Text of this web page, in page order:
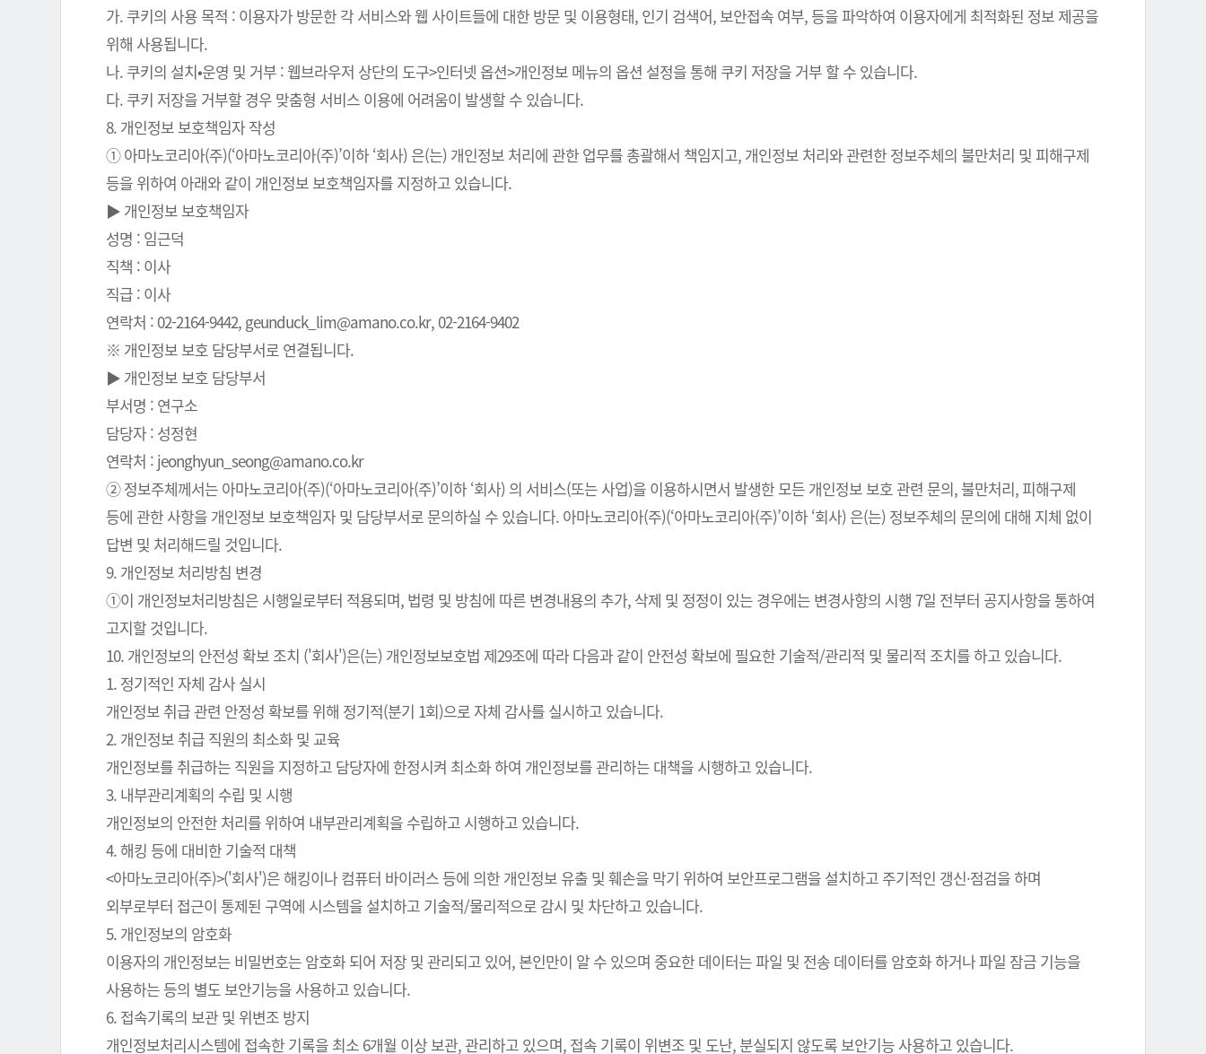
가. 쿠키의 사용 목적 : 이용자가 방문한 각 서비스와 웹 사이트들에 대한 방문 및 이용형태, 인기 검색어, 보안접속 여부, 등을 파악하여 이용자에게 최적화된 정보 제공을
위해 사용됩니다.
나. 쿠키의 설치•운영 및 거부 : 웹브라우저 상단의 도구>인터넷 옵션>개인정보 메뉴의 옵션 설정을 통해 쿠키 저장을 거부 할 수 있습니다.
다. 쿠키 저장을 거부할 경우 맞춤형 서비스 이용에 어려움이 발생할 수 있습니다.
8. 개인정보 보호책임자 작성
① 아마노코리아(주)(‘아마노코리아(주)’이하 ‘회사) 은(는) 개인정보 처리에 관한 업무를 총괄해서 책임지고, 개인정보 처리와 관련한 정보주체의 불만처리 및 피해구제
등을 위하여 아래와 같이 개인정보 보호책임자를 지정하고 있습니다.
▶ 개인정보 보호책임자
성명 : 임근덕
직책 : 이사
직급 : 이사
연락처 : 02-2164-9442, geunduck_lim@amano.co.kr, 02-2164-9402
※ 개인정보 보호 담당부서로 연결됩니다.
▶ 개인정보 보호 담당부서
부서명 : 연구소
담당자 : 성정현
연락처 : jeonghyun_seong@amano.co.kr
② 정보주체께서는 아마노코리아(주)(‘아마노코리아(주)’이하 ‘회사) 의 서비스(또는 사업)을 이용하시면서 발생한 모든 개인정보 보호 관련 문의, 불만처리, 피해구제
등에 관한 사항을 개인정보 보호책임자 및 담당부서로 문의하실 수 있습니다. 아마노코리아(주)(‘아마노코리아(주)’이하 ‘회사) 은(는) 정보주체의 문의에 대해 지체 없이
답변 및 처리해드릴 것입니다.
9. 개인정보 처리방침 변경
①이 개인정보처리방침은 시행일로부터 적용되며, 법령 및 방침에 따른 변경내용의 추가, 삭제 및 정정이 있는 경우에는 변경사항의 시행 7일 전부터 공지사항을 통하여
고지할 것입니다.
10. 개인정보의 안전성 확보 조치 ('회사')은(는) 개인정보보호법 제29조에 따라 다음과 같이 안전성 확보에 필요한 기술적/관리적 및 물리적 조치를 하고 있습니다.
1. 정기적인 자체 감사 실시
개인정보 취급 관련 안정성 확보를 위해 정기적(분기 1회)으로 자체 감사를 실시하고 있습니다.
2. 개인정보 취급 직원의 최소화 및 교육
개인정보를 취급하는 직원을 지정하고 담당자에 한정시켜 최소화 하여 개인정보를 관리하는 대책을 시행하고 있습니다.
3. 내부관리계획의 수립 및 시행
개인정보의 안전한 처리를 위하여 내부관리계획을 수립하고 시행하고 있습니다.
4. 해킹 등에 대비한 기술적 대책
<아마노코리아(주)>('회사')은 해킹이나 컴퓨터 바이러스 등에 의한 개인정보 유출 및 훼손을 막기 위하여 보안프로그램을 설치하고 주기적인 갱신·점검을 하며
외부로부터 접근이 통제된 구역에 시스템을 설치하고 기술적/물리적으로 감시 및 차단하고 있습니다.
5. 개인정보의 암호화
이용자의 개인정보는 비밀번호는 암호화 되어 저장 및 관리되고 있어, 본인만이 알 수 있으며 중요한 데이터는 파일 및 전송 데이터를 암호화 하거나 파일 잠금 기능을
사용하는 등의 별도 보안기능을 사용하고 있습니다.
6. 접속기록의 보관 및 위변조 방지
개인정보처리시스템에 접속한 기록을 최소 6개월 이상 보관, 관리하고 있으며, 접속 기록이 위변조 및 도난, 분실되지 않도록 보안기능 사용하고 있습니다.